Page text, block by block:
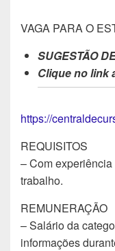
VAGA PARA O
SUGESTÃO
Clique no link
https://
REQUISITOS
– Com
trabalho.
REMUNERAÇÃO
– Salário da
informações